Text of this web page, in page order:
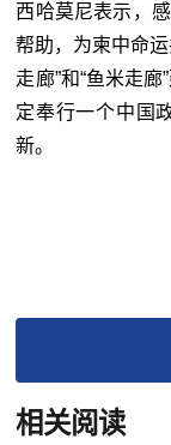
西哈莫尼表示，
帮助，为柬中命
走廊”和“鱼米走
定奉行一个中国
新。
相关阅读